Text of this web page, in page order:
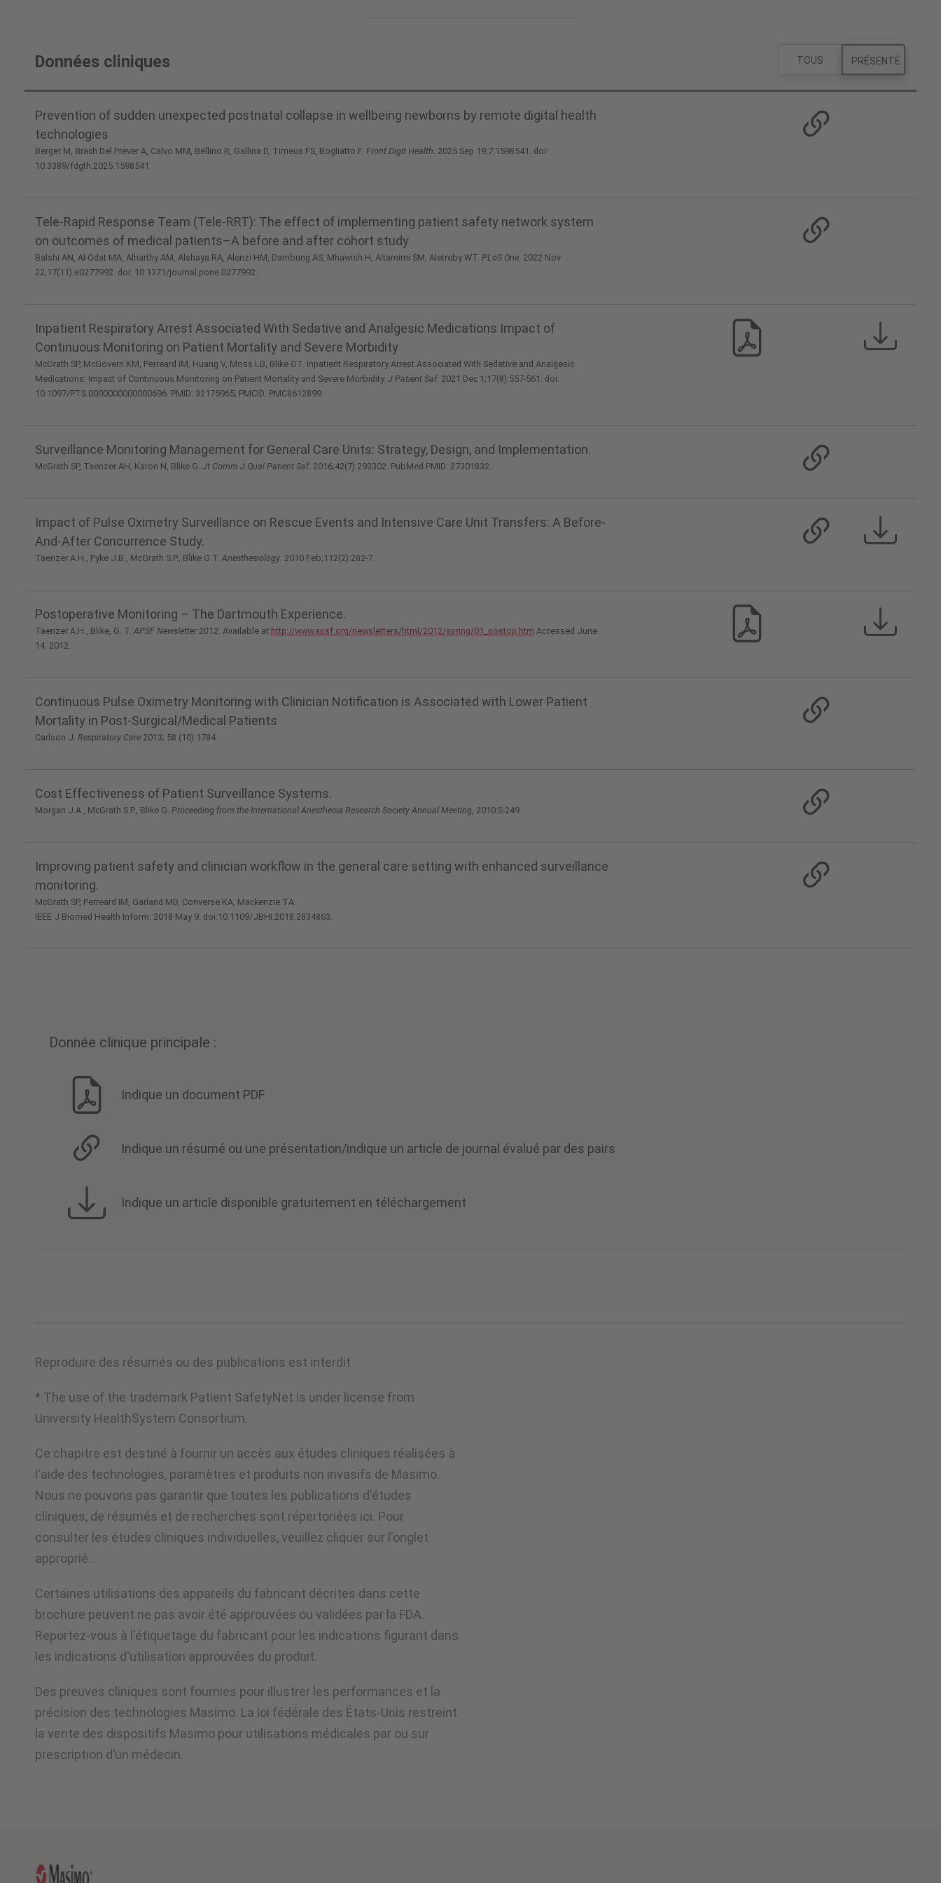
Patient
SafetyNet™
Patient
SafetyNet™
Données cliniques TOUS PRÉSENTÉ
Prevention of sudden unexpected postnatal collapse in wellbeing newborns by remote digital health
technologies
Berger M, Brach Del Prever A, Calvo MM, Bellino R, Gallina D, Timeus FS, Bogliatto F. Front Digit Health . 2025 Sep 19;7:1598541. doi:
10.3389/fdgth.2025.1598541.
Tele-Rapid Response Team (Tele-RRT): The effect of implementing patient safety network system
on outcomes of medical patients–A before and after cohort study
Balshi AN, Al-Odat MA, Alharthy AM, Alshaya RA, Alenzi HM, Dambung AS, Mhawish H, Altamimi SM, Aletreby WT. PLoS One . 2022 Nov
22;17(11):e0277992. doi: 10.1371/journal.pone.0277992.
Inpatient Respiratory Arrest Associated With Sedative and Analgesic Medications Impact of
Continuous Monitoring on Patient Mortality and Severe Morbidity
McGrath SP, McGovern KM, Perreard IM, Huang V, Moss LB, Blike GT. Inpatient Respiratory Arrest Associated With Sedative and Analgesic
Medications: Impact of Continuous Monitoring on Patient Mortality and Severe Morbidity. J Patient Saf. 2021 Dec 1;17(8):557-561. doi:
10.1097/PTS.0000000000000696. PMID: 32175965; PMCID: PMC8612899
Surveillance Monitoring Management for General Care Units: Strategy, Design, and Implementation.
McGrath SP, Taenzer AH, Karon N, Blike G. Jt Comm J Qual Patient Saf. 2016;42(7):293302. PubMed PMID: 27301832.
Impact of Pulse Oximetry Surveillance on Rescue Events and Intensive Care Unit Transfers: A Before-
And-After Concurrence Study.
Taenzer A.H., Pyke J.B., McGrath S.P., Blike G.T. Anesthesiology . 2010 Feb;112(2):282-7.
Postoperative Monitoring – The Dartmouth Experience.
Taenzer A.H., Blike, G. T. APSF Newsletter 2012 . Available at:http://www.apsf.org/newsletters/html/2012/spring/01_postop.htm Accessed June
14, 2012.
Continuous Pulse Oximetry Monitoring with Clinician Notification is Associated with Lower Patient
Mortality in Post-Surgical/Medical Patients
Carlson J. Respiratory Care 2013; 58 (10):1784
Cost Effectiveness of Patient Surveillance Systems.
Morgan J.A., McGrath S.P., Blike G. Proceeding from the International Anesthesia Research Society Annual Meeting , 2010:S-249.
Improving patient safety and clinician workflow in the general care setting with enhanced surveillance
monitoring.
McGrath SP, Perreard IM, Garland MD, Converse KA, Mackenzie TA.
IEEE J Biomed Health Inform. 2018 May 9. doi:10.1109/JBHI.2018.2834863.
Donnée clinique principale :
Indique un document PDF
Indique un résumé ou une présentation/indique un article de journal évalué par des pairs
Indique un article disponible gratuitement en téléchargement
Reproduire des résumés ou des publications est interdit
* The use of the trademark Patient SafetyNet is under license from
University HealthSystem Consortium.
Ce chapitre est destiné à fournir un accès aux études cliniques réalisées à
l'aide des technologies, paramètres et produits non invasifs de Masimo.
Nous ne pouvons pas garantir que toutes les publications d'études
cliniques, de résumés et de recherches sont répertoriées ici. Pour
consulter les études cliniques individuelles, veuillez cliquer sur l'onglet
approprié.
Certaines utilisations des appareils du fabricant décrites dans cette
brochure peuvent ne pas avoir été approuvées ou validées par la FDA.
Reportez-vous à l'étiquetage du fabricant pour les indications figurant dans
les indications d'utilisation approuvées du produit.
Des preuves cliniques sont fournies pour illustrer les performances et la
précision des technologies Masimo. La loi fédérale des États-Unis restreint
la vente des dispositifs Masimo pour utilisations médicales par ou sur
prescription d’un médecin.